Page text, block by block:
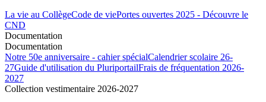
La vie au CollègeCode de viePortes ouvertes 2025 - Découvre le
CND
Documentation
Documentation
Notre 50e anniversaire - cahier spécialCalendrier scolaire 26-
27Guide d'utilisation du PluriportailFrais de fréquentation 2026-
2027
Collection vestimentaire 2026-2027